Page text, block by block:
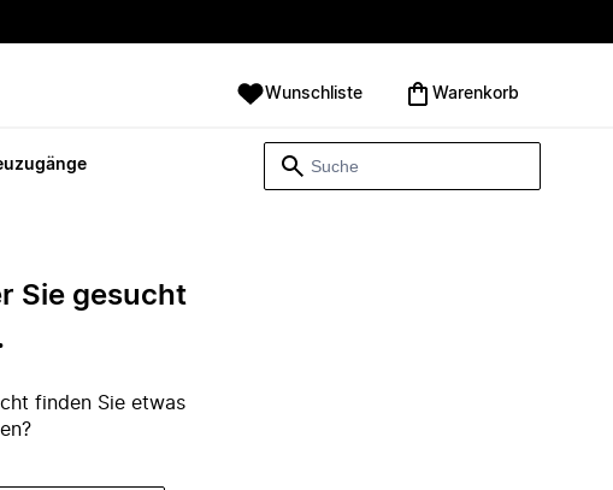
Wunschliste Warenkorb
Sie gesucht
finden Sie etwas